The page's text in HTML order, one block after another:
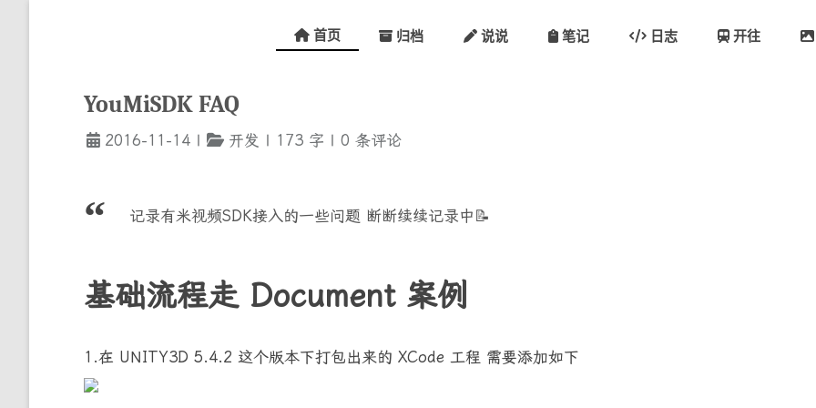
首页 归档 说说 笔记 日志 开往
YouMiSDK FAQ
2016-11-14| 开发 | 173字 | 0 条评论
记录有米视频SDK接入的一些问题 断断续续记录中📝
基础流程走 Document 案例
1.在 UNITY3D 5.4.2 这个版本下打包出来的 XCode 工程 需要添加如下